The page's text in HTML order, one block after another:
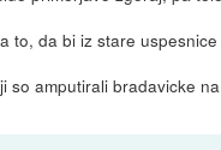
to, da bi iz stare
so amputirali bradavicke